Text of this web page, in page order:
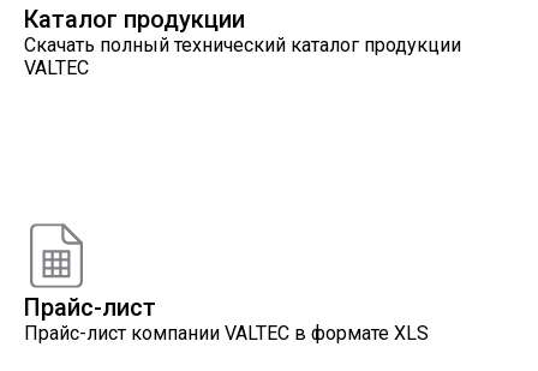
Каталог продукции
Скачать полный технический каталог продукции
VALTEC
Прайс-лист
Прайс-лист компании VALTEC в формате XLS